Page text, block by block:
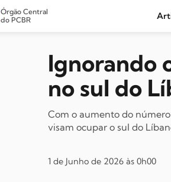
Órgão Central
do PCBR
Ignorando
no sul do
Com o aumento do
visam ocupar o sul do
1 de Junho de 2026 às 0h00